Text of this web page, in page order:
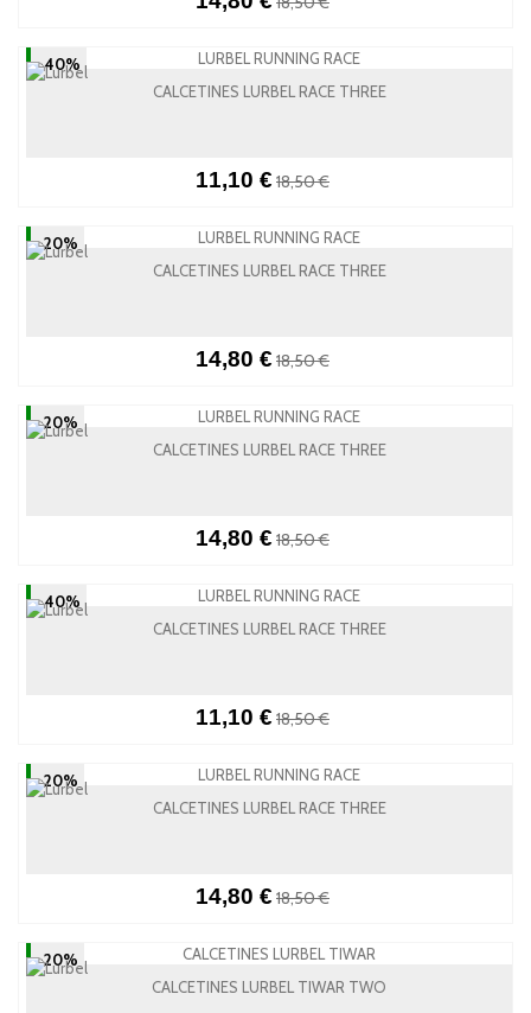
-40%
CALCETINES LURBEL RACE THREE
11,10 € 18,50 €
-20%
CALCETINES LURBEL RACE THREE
14,80 € 18,50 €
-20%
CALCETINES LURBEL RACE THREE
14,80 € 18,50 €
-40%
CALCETINES LURBEL RACE THREE
11,10 € 18,50 €
-20%
CALCETINES LURBEL RACE THREE
14,80 € 18,50 €
-20%
CALCETINES LURBEL TIWAR TWO